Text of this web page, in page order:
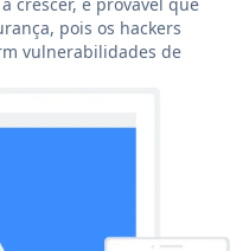
crescer, é provável que
pois os hackers
vulnerabilidades de